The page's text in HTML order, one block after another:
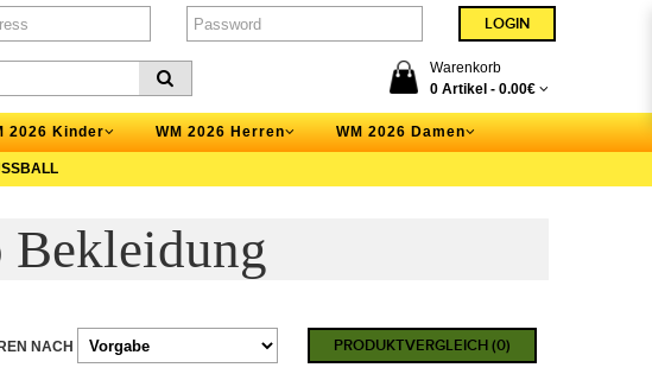
Warenkorb
0 Artikel - 0.00€
2026 Kinder WM 2026 Herren WM 2026 Damen
Bekleidung
PRODUKTVERGLEICH (0)
NACH